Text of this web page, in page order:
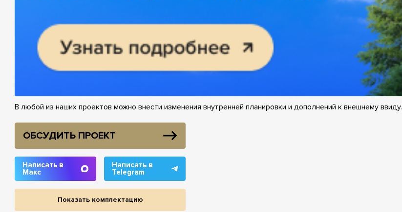
В любой из наших проектов можно внести изменения внутренней планировки и дополнений к внешнему ввиду.
ОБСУДИТЬ ПРОЕКТ
Написать в
Макс
Написать в
Telegram
Показать комплектацию